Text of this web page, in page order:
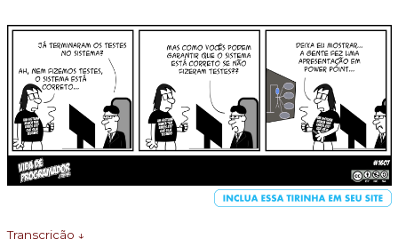
Transcrição ↓